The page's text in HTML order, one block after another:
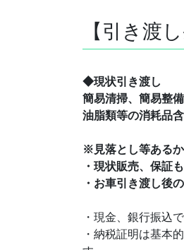
【引き渡
◆現状引き渡し
簡易清掃、簡易整備
油脂類等の消耗品
※見落とし等ある
・現状販売、保証
・お車引き渡し後
・現金、銀行振込
・納税証明は基本